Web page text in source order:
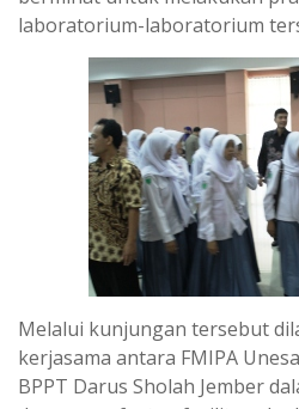
laboratorium-laboratorium
Melalui kunjungan tersebut
kerjasama antara FMIPA
BPPT Darus Sholah Jember